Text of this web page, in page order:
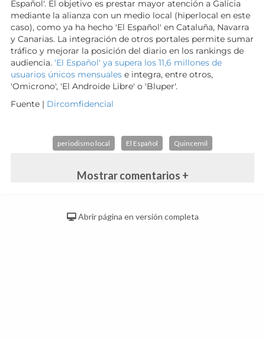
Español'. El objetivo es prestar mayor atención a Galicia
mediante la alianza con un medio local (hiperlocal en este
caso), como ya ha hecho 'El Español' en Cataluña, Navarra
y Canarias. La integración de otros portales permite sumar
tráfico y mejorar la posición del diario en los rankings de
audiencia. 'El Español' ya supera los 11,6 millones de
usuarios únicos mensuales e integra, entre otros,
'Omicrono', 'El Androide Libre' o 'Bluper'.
Fuente | Dircomfidencial
periodismo local El Español Quincemil
Mostrar comentarios +
Abrir página en versión completa